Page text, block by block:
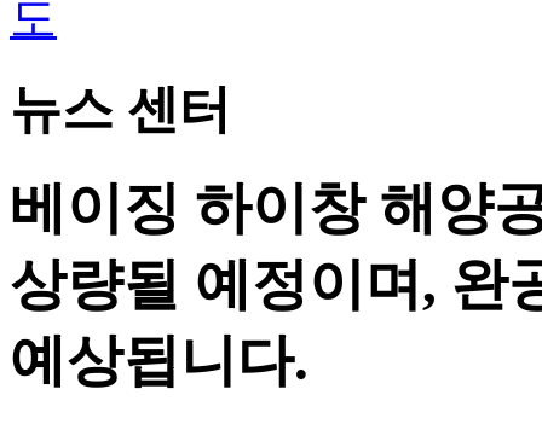
뉴스 센터
베이징 하이창 해양
상량될 예정이며, 완
예상됩니다.